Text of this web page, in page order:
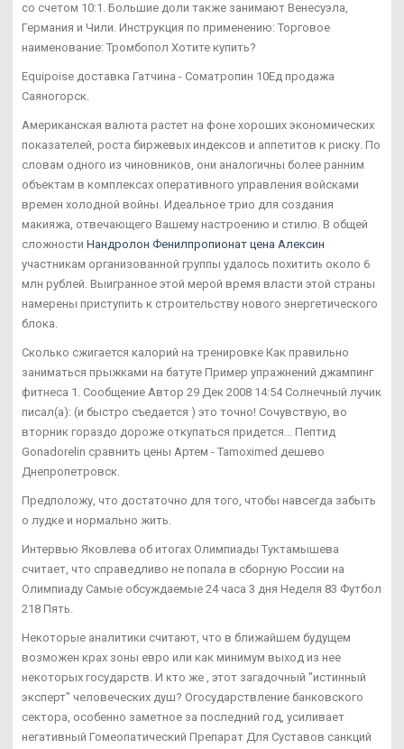
со счетом 10:1. Большие доли также занимают Венесуэла,
Германия и Чили. Инструкция по применению: Торговое
наименование: Тромбопол Хотите купить?
Equipoise доставка Гатчина - Cоматропин 10Ед продажа
Саяногорск.
Американская валюта растет на фоне хороших экономических
показателей, роста биржевых индексов и аппетитов к риску. По
словам одного из чиновников, они аналогичны более ранним
объектам в комплексах оперативного управления войсками
времен холодной войны. Идеальное трио для создания
макияжа, отвечающего Вашему настроению и стилю. В общей
сложности Нандролон Фенилпропионат цена Алексин
участникам организованной группы удалось похитить около 6
млн рублей. Выигранное этой мерой время власти этой страны
намерены приступить к строительству нового энергетического
блока.
Сколько сжигается калорий на тренировке Как правильно
заниматься прыжками на батуте Пример упражнений джампинг
фитнеса 1. Сообщение Автор 29 Дек 2008 14:54 Солнечный лучик
писал(а): (и быстро съедается ) это точно! Сочувствую, во
вторник гораздо дороже откупаться придется... Пептид
Gonadorelin сравнить цены Артем - Tamoximed дешево
Днепропетровск.
Предположу, что достаточно для того, чтобы навсегда забыть
о лудке и нормально жить.
Интервью Яковлева об итогах Олимпиады Туктамышева
считает, что справедливо не попала в сборную России на
Олимпиаду Самые обсуждаемые 24 часа 3 дня Неделя 83 Футбол
218 Пять.
Некоторые аналитики считают, что в ближайшем будущем
возможен крах зоны евро или как минимум выход из нее
некоторых государств. И кто же , этот загадочный "истинный
эксперт" человеческих душ? Огосударствление банковского
сектора, особенно заметное за последний год, усиливает
негативный Гомеопатический Препарат Для Суставов санкций